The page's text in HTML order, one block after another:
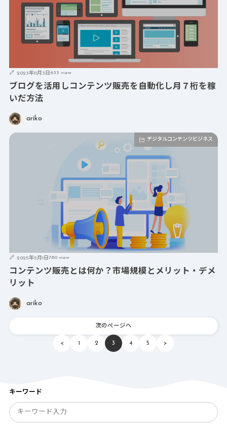
2023年11月3日 633 view
ブログを活用しコンテンツ販売を自動化し月７桁を稼
いだ方法
ariko
デジタルコンテンツビジネス
2025年5月1日780 view
コンテンツ販売とは何か？市場規模とメリット・デメ
リット
ariko
次のページへ
< 1 2 3 4 5 >
キーワード